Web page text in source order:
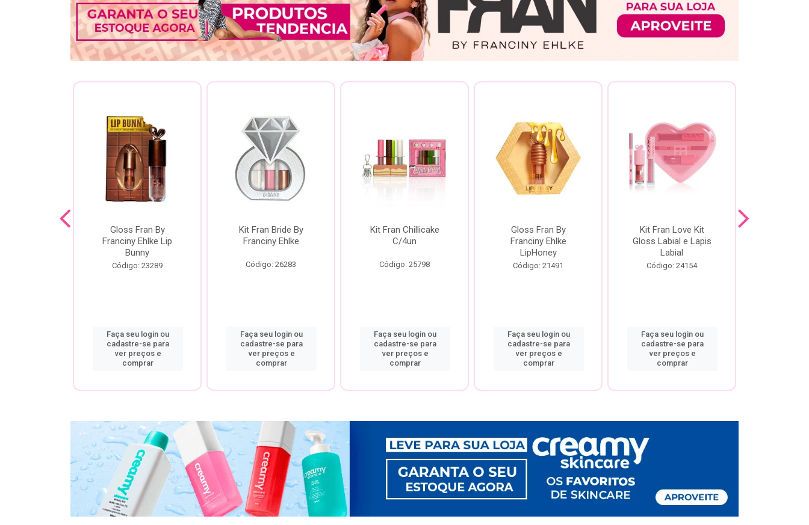
Gloss Fran By
Franciny Ehlke Lip
Bunny
Código: 23289
Faça seu login ou
cadastre-se para
ver preços e
comprar
Kit Fran Bride By
Franciny Ehlke
Código: 26283
Faça seu login ou
cadastre-se para
ver preços e
comprar
Kit Fran Chillicake
C/4un
Código: 25798
Faça seu login ou
cadastre-se para
ver preços e
comprar
Gloss Fran By
Franciny Ehlke
LipHoney
Código: 21491
Faça seu login ou
cadastre-se para
ver preços e
comprar
Kit Fran Love Kit
Gloss Labial e Lapis
Labial
Código: 24154
Faça seu login ou
cadastre-se para
ver preços e
comprar